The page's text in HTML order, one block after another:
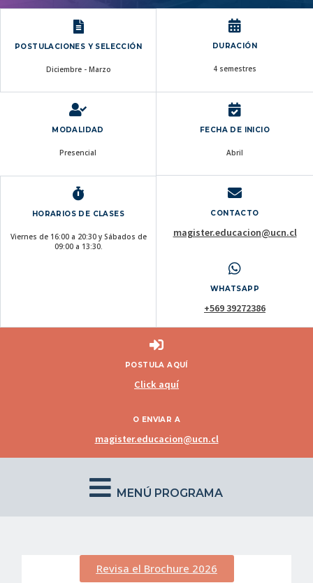
POSTULACIONES Y SELECCIÓN
Diciembre - Marzo
DURACIÓN
4 semestres
MODALIDAD
Presencial
FECHA DE INICIO
Abril
HORARIOS DE CLASES
Viernes de 16:00 a 20:30 y Sábados de
09:00 a 13:30.
CONTACTO
magister.educacion@ucn.cl
WHATSAPP
+569 39272386
POSTULA AQUÍ
Click aquí
O ENVIAR A
magister.educacion@ucn.cl
MENÚ PROGRAMA
Revisa el Brochure 2026